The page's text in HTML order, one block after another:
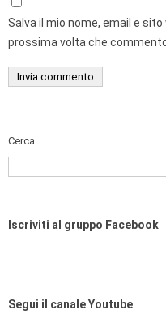
Salva il mio nome, email e
prossima volta che
Cerca
Iscriviti al gruppo Facebook
Segui il canale Youtube